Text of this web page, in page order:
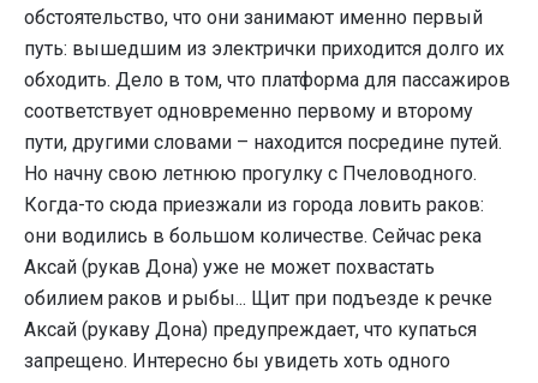
обстоятельство, что они занимают именно первый
путь: вышедшим из электрички приходится долго их
обходить. Дело в том, что платформа для пассажиров
соответствует одновременно первому и второму
пути, другими словами – находится посредине путей.
Но начну свою летнюю прогулку с Пчеловодного.
Когда-то сюда приезжали из города ловить раков:
они водились в большом количестве. Сейчас река
Аксай (рукав Дона) уже не может похвастать
обилием раков и рыбы... Щит при подъезде к речке
Аксай (рукаву Дона) предупреждает, что купаться
запрещено. Интересно бы увидеть хоть одного